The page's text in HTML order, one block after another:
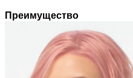
Преимущество